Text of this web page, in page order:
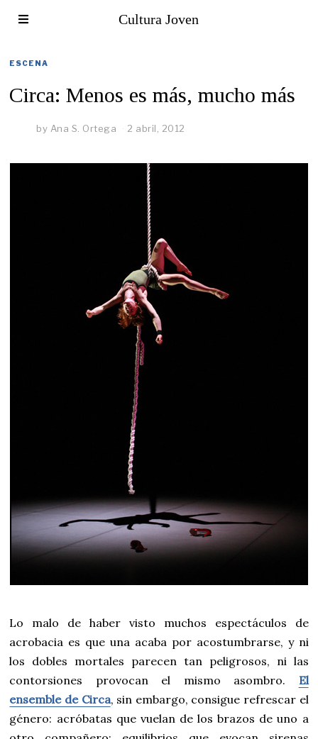
Cultura Joven
ESCENA
Circa: Menos es más, mucho más
by Ana S. Ortega 2 abril, 2012
Lo malo de haber visto muchos espectáculos de
acrobacia es que una acaba por acostumbrarse, y ni
los dobles mortales parecen tan peligrosos, ni las
contorsiones provocan el mismo asombro. El
ensemble de Circa, sin embargo, consigue refrescar el
género: acróbatas que vuelan de los brazos de uno a